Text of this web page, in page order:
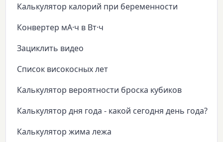
Калькулятор калорий при беременности
Конвертер мА·ч в Вт·ч
Зациклить видео
Список високосных лет
Калькулятор вероятности броска кубиков
Калькулятор дня года - какой сегодня день года?
Калькулятор жима лежа